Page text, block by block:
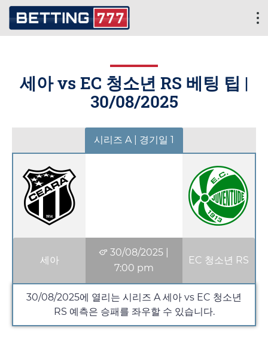
세아 vs EC 청소년 RS 베팅 팁 |
30/08/2025
시리즈 A | 경기일 1
세아
30/08/2025
7:00 pm
EC 청소년 RS
30/08/2025에 열리는 시리즈 A 세아 vs EC 청소년
RS 예측은 승패를 좌우할 수 있습니다.